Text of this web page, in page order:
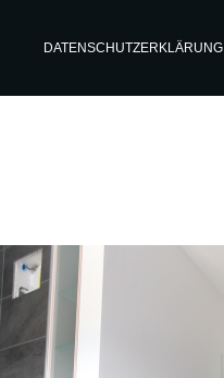
DATENSCHUTZERKLÄRUNG